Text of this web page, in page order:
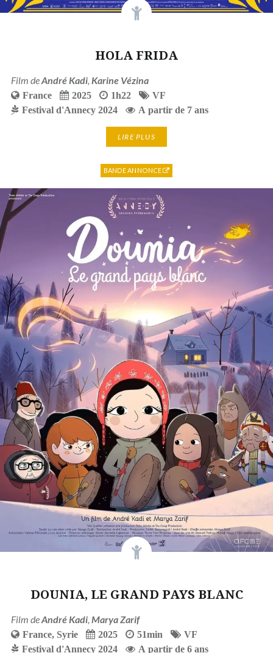
HOLA FRIDA
Film deAndré Kadi, Karine Vézina
France 2025 1h22
VF
Festival d'Annecy 2024
A partir de 7 ans
LIRE PLUS
BANDE ANNONCE
DOUNIA, LE GRAND PAYS BLANC
Film deAndré Kadi, Marya Zarif
France, Syrie 2025 51min
VF
Festival d'Annecy 2024
A partir de 6 ans